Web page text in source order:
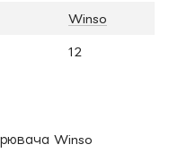
Winso
12
Winso